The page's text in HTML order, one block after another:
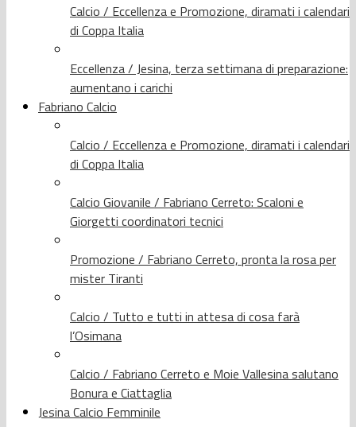
Calcio / Eccellenza e Promozione, diramati i calendari
di Coppa Italia
Eccellenza / Jesina, terza settimana di preparazione:
aumentano i carichi
Fabriano Calcio
Calcio / Eccellenza e Promozione, diramati i calendari
di Coppa Italia
Calcio Giovanile / Fabriano Cerreto: Scaloni e
Giorgetti coordinatori tecnici
Promozione / Fabriano Cerreto, pronta la rosa per
mister Tiranti
Calcio / Tutto e tutti in attesa di cosa farà
l’Osimana
Calcio / Fabriano Cerreto e Moie Vallesina salutano
Bonura e Ciattaglia
Jesina Calcio Femminile